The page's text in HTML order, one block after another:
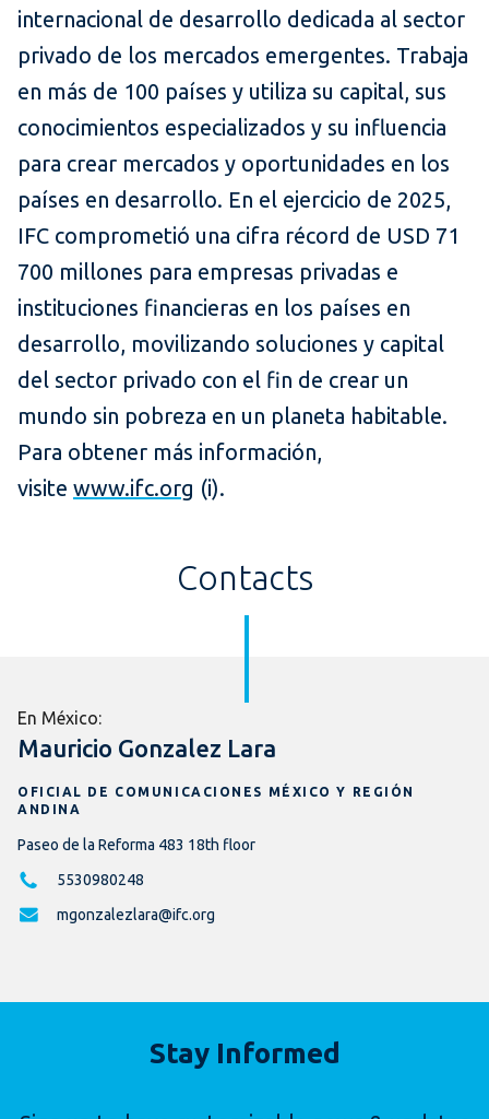
internacional de desarrollo dedicada al sector
privado de los mercados emergentes. Trabaja
en más de 100 países y utiliza su capital, sus
conocimientos especializados y su influencia
para crear mercados y oportunidades en los
países en desarrollo. En el ejercicio de 2025,
IFC comprometió una cifra récord de USD 71
700 millones para empresas privadas e
instituciones financieras en los países en
desarrollo, movilizando soluciones y capital
del sector privado con el fin de crear un
mundo sin pobreza en un planeta habitable.
Para obtener más información,
visite www.ifc.org (i).
Contacts
En México:
Mauricio Gonzalez Lara
OFICIAL DE COMUNICACIONES MÉXICO Y REGIÓN
ANDINA
Paseo de la Reforma 483 18th floor
5530980248
mgonzalezlara@ifc.org
Stay Informed